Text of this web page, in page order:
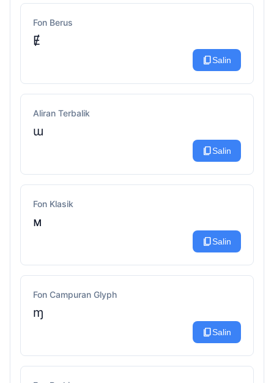
Fon Berus
Ɇ
content_copySalin
Aliran Terbalik
ɯ
content_copySalin
Fon Klasik
ᴍ
content_copySalin
Fon Campuran Glyph
ɱ
content_copySalin